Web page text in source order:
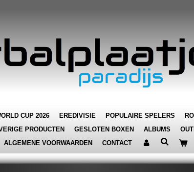
CUP 2026 EREDIVISIE POPULAIRE SPELERS
PRODUCTEN GESLOTEN BOXEN ALBUMS
ALGEMENE VOORWAARDEN CONTACT